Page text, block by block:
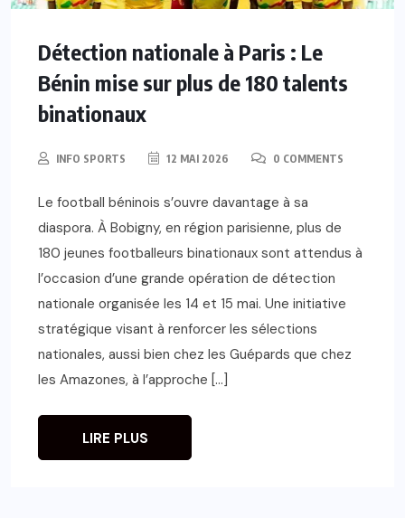
Détection nationale à Paris : Le
Bénin mise sur plus de 180 talents
binationaux
INFO SPORTS 12 MAI 2026 0 COMMENTS
Le football béninois s’ouvre davantage à sa
diaspora. À Bobigny, en région parisienne, plus de
180 jeunes footballeurs binationaux sont attendus à
l’occasion d’une grande opération de détection
nationale organisée les 14 et 15 mai. Une initiative
stratégique visant à renforcer les sélections
nationales, aussi bien chez les Guépards que chez
les Amazones, à l’approche […]
LIRE PLUS